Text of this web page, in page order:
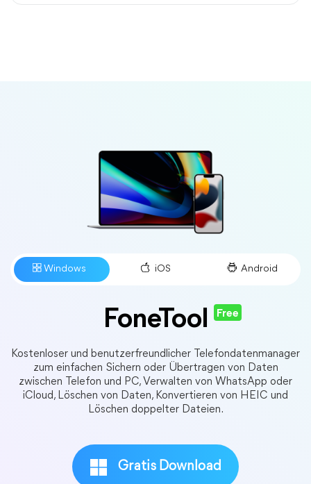
FoneTool Free
Kostenloser und benutzerfreundlicher Telefondatenmanager
zum einfachen Sichern oder Übertragen von Daten
zwischen Telefon und PC, Verwalten von WhatsApp oder
iCloud, Löschen von Daten, Konvertieren von HEIC und
Löschen doppelter Dateien.
Gratis Download